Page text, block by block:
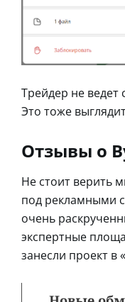
Трейдер не
Это тоже
Отзывы о
Не стоит верить
под рекламными
очень
экспертные
занесли проект в